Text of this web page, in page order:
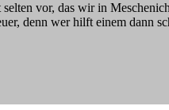
vor, das wir in
denn wer hilft einem dann